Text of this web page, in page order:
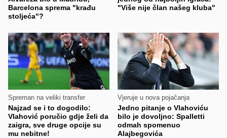
Barcelona sprema "krađu
stoljeća"?
"Više nije član našeg kluba"
Spreman na veliki transfer
Najzad se i to dogodilo:
Vlahović poručio gdje želi da
zaigra, sve druge opcije su
mu nebitne!
Vjeruje u nova pojačanja
Jedno pitanje o Vlahoviću
bilo je dovoljno: Spalletti
odmah spomenuo
Alajbegovića